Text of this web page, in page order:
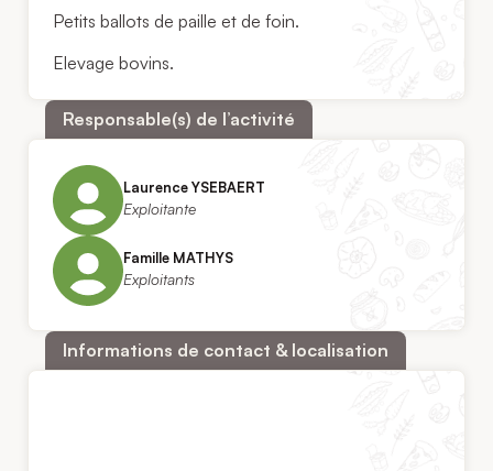
Petits ballots de paille et de foin.
Elevage bovins.
Responsable(s) de l’activité
Laurence YSEBAERT
Exploitante
Famille MATHYS
Exploitants
Informations de contact & localisation